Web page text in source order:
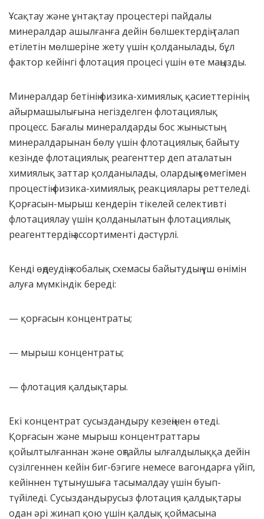
Ұсақтау және ұнтақтау процестері пайдалы
минералдар ашылғанға дейін бөлшектердің талап
етілетін мөлшеріне жету үшін қолданылады, бұл
фактор кейінгі флотация процесі үшін өте маңызды.
Минералдар бетінің физика-химиялық қасиеттерінің
айырмашылығына негізделген флотациялық
процесс. Бағалы минералдарды бос жыныстың
минералдарынан бөлу үшін флотациялық байыту
кезінде флотациялық реагенттер деп аталатын
химиялық заттар қолданылады, олардың көмегімен
процестің физика-химиялық реакциялары реттеледі.
Қорғасын-мырыш кендерін тікелей селективті
флотациялау үшін қолданылатын флотациялық
реагенттердің ассортименті дәстүрлі.
Кенді өңдеудің жобалық схемасы байытудың үш өнімін
алуға мүмкіндік береді:
— қорғасын концентраты;
— мырыш концентраты;
— флотация қалдықтары.
Екі концентрат сусыздандыру кезеңінен өтеді.
Қорғасын және мырыш концентраттары
қойылтылғаннан және оңтайлы ылғалдылыққа дейін
сүзілгеннен кейін биг-бэгиге немесе вагондарға үйіп,
кейіннен тұтынушыға тасымалдау үшін буып-
түйіледі. Сусыздандырусыз флотация қалдықтары
одан әрі жинап қою үшін қалдық қоймасына